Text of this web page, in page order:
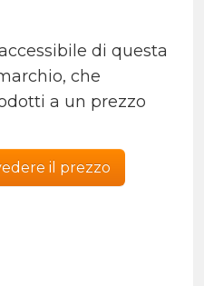
di questa
che
a un prezzo
il prezzo